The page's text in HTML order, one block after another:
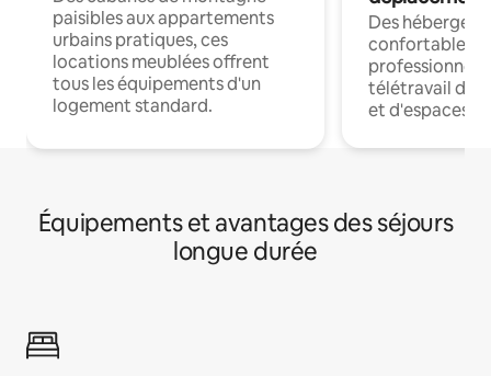
paisibles aux appartements
urbains pratiques, ces
locations meublées offrent
tous les équipements d'un
logement standard.
Des
confortables
professionnels
télétravail
et d'espaces
Équipements et avantages des séjours
longue durée